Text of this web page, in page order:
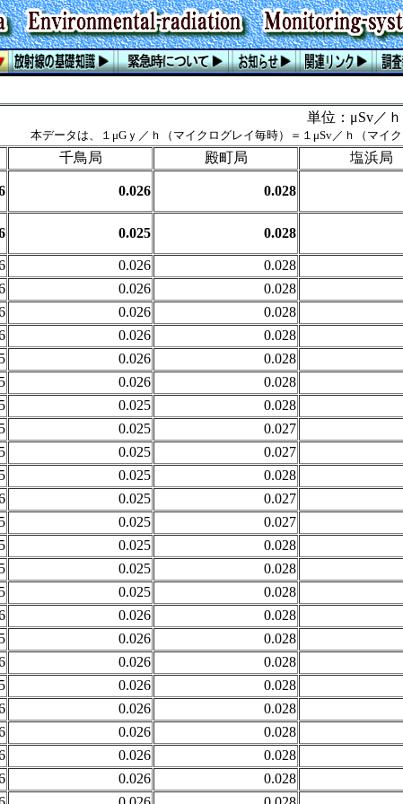
単位：μSv／
本データは、１μGｙ／ｈ（マイクログレイ毎時）＝１μSv／ｈ（マイ
千鳥局 殿町局 塩浜局
0.026 0.028
0.025 0.028
0.026 0.028
0.026 0.028
0.026 0.028
0.026 0.028
0.026 0.028
0.026 0.028
0.025 0.028
0.025 0.027
0.025 0.027
0.025 0.028
0.025 0.027
0.025 0.027
0.025 0.028
0.025 0.028
0.025 0.028
0.026 0.028
0.026 0.028
0.026 0.028
0.026 0.028
0.026 0.028
0.026 0.028
0.026 0.028
0.026 0.028